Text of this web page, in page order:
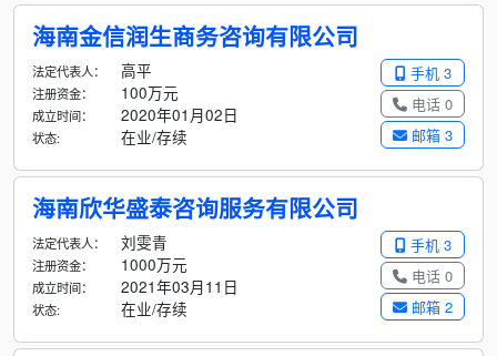
海南金信润生商务咨询有限公司
手机 3
电话 0
邮箱 3
法定代表人： 高平
注册资金： 100万元
成立时间： 2020年01月02日
状态: 在业/存续
海南欣华盛泰咨询服务有限公司
手机 3
电话 0
邮箱 2
法定代表人： 刘雯青
注册资金： 1000万元
成立时间： 2021年03月11日
状态: 在业/存续